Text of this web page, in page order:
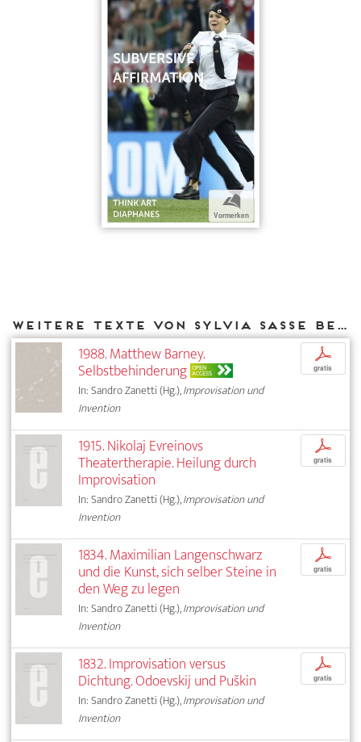
b
Vormerken
Weitere Texte von Sylvia Sasse bei DIAPHANES
1988. Matthew Barney.
Selbstbehinderung OPEN
ACCESS
In: Sandro Zanetti (Hg.),Improvisation und
Invention
p
gratis
1915. Nikolaj Evreinovs
Theatertherapie. Heilung durch
Improvisation
In: Sandro Zanetti (Hg.),Improvisation und
Invention
p
gratis
1834. Maximilian Langenschwarz
und die Kunst, sich selber Steine in
den Weg zu legen
In: Sandro Zanetti (Hg.),Improvisation und
Invention
p
gratis
1832. Improvisation versus
Dichtung. Odoevskij und Puškin
In: Sandro Zanetti (Hg.),Improvisation und
Invention
p
gratis